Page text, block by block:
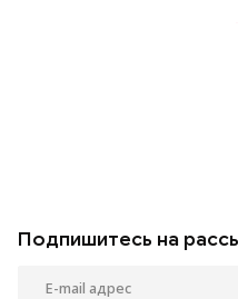
Подпишитесь на